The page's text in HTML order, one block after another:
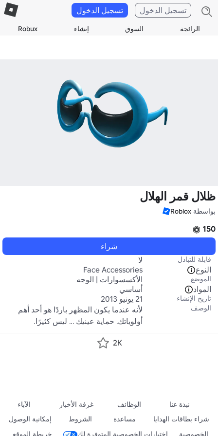
الرائجة السوق إنشاء Robux
تسجيل الدخول تسجيل الدخول
ظلال قمر الهلال
بواسطة Roblox
150
شراء
قابلة للتبادل
لا
النوع
Face Accessories
الموضع
الأكسسوارات | الوجه
المواد
أساسي
تاريخ الإنشاء 21 يونيو 2013
الوصف
أولوياتك. حماية عينيك ... ليس كثيرًا.
2K
نبذة عنا الوظائف غرفة الأخبار
الآباء
شراء بطاقات الهدايا
مساعدة الشروط
إمكانية الوصول
الخصوصية
اختيارات الخصوصية المتوفرة لك خريطة الموقع